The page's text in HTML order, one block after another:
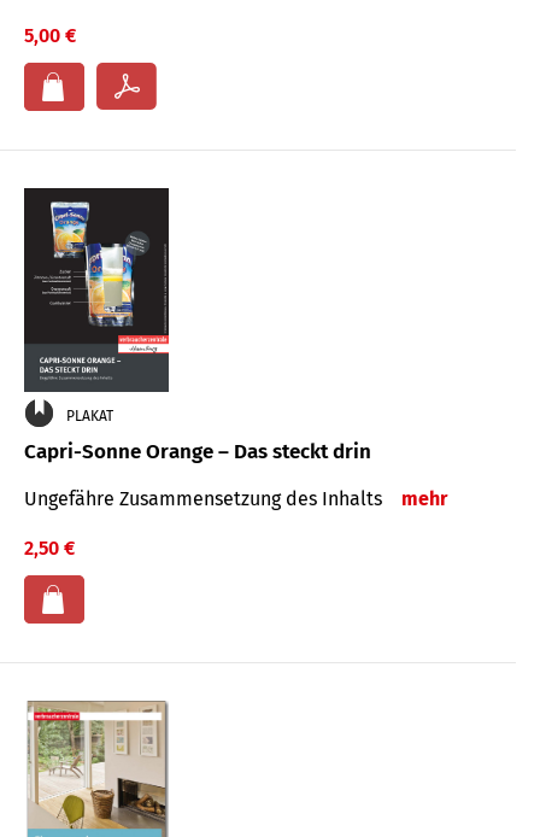
5,00 €
PLAKAT
Capri-Sonne Orange – Das steckt drin
Ungefähre Zu­sammen­setzung des Inhalts mehr
2,50 €